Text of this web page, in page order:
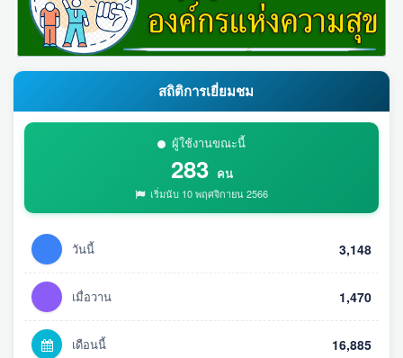
สถิติการเยี่ยมชม
ผู้ใช้งานขณะนี้
283 คน
เริ่มนับ 10 พฤศจิกายน 2566
วันนี้ 3,148
เมื่อวาน 1,470
เดือนนี้ 16,885